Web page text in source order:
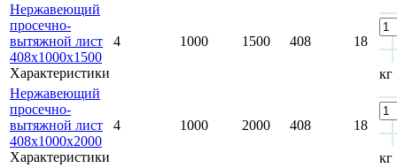
Нержавеющий
просечно-
вытяжной лист
408х1000х1500
Характеристики
4 1000 1500 408 18
кг
Нержавеющий
просечно-
вытяжной лист
408х1000х2000
Характеристики
4 1000 2000 408 18
кг